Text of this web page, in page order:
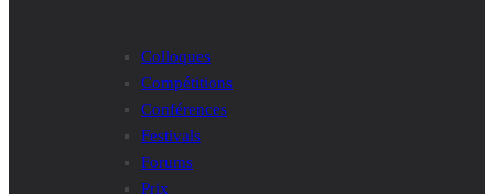
Colloques
Compétitions
Conférences
Festivals
Forums
Prix